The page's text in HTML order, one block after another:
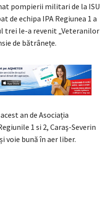
pompierii militari de la ISU
de echipa IPA Regiunea 1 a
trei le-a revenit „Veteranilor
de bătrânețe.
an de Asociația
1 si 2, Caraş-Severin
voie bună în aer liber.